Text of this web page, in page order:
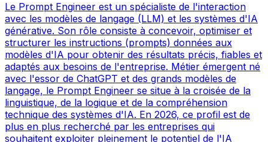
Le Prompt Engineer est un spécialiste de l'interaction
avec les modèles de langage (LLM) et les systèmes d'IA
générative. Son rôle consiste à concevoir, optimiser et
structurer les instructions (prompts) données aux
modèles d'IA pour obtenir des résultats précis, fiables et
adaptés aux besoins de l'entreprise. Métier émergent né
avec l'essor de ChatGPT et des grands modèles de
langage, le Prompt Engineer se situe à la croisée de la
linguistique, de la logique et de la compréhension
technique des systèmes d'IA. En 2026, ce profil est de
plus en plus recherché par les entreprises qui
souhaitent exploiter pleinement le potentiel de l'IA